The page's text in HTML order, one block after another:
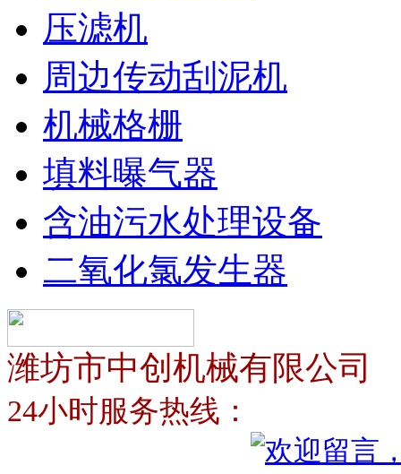
压滤机
周边传动刮泥机
机械格栅
填料曝气器
含油污水处理设备
二氧化氯发生器
潍坊市中创机械有限公司
24小时服务热线：